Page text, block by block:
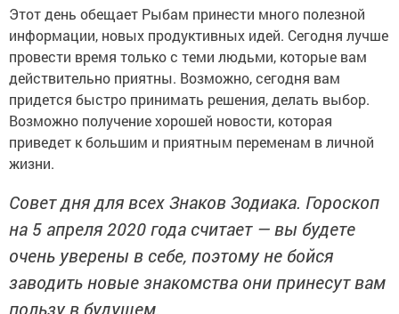
Этот день обещает Рыбам принести много полезной
информации, новых продуктивных идей. Сегодня лучше
провести время только с теми людьми, которые вам
действительно приятны. Возможно, сегодня вам
придется быстро принимать решения, делать выбор.
Возможно получение хорошей новости, которая
приведет к большим и приятным переменам в личной
жизни.
Совет дня для всех Знаков Зодиака. Гороскоп
на 5 апреля 2020 года считает — вы будете
очень уверены в себе, поэтому не бойся
заводить новые знакомства они принесут вам
пользу в будущем.